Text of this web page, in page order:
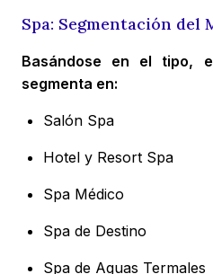
Spa: Segmentación del
Basándose en el tipo,
segmenta en:
Salón Spa
Hotel y Resort Spa
Spa Médico
Spa de Destino
Spa de Aguas Termales